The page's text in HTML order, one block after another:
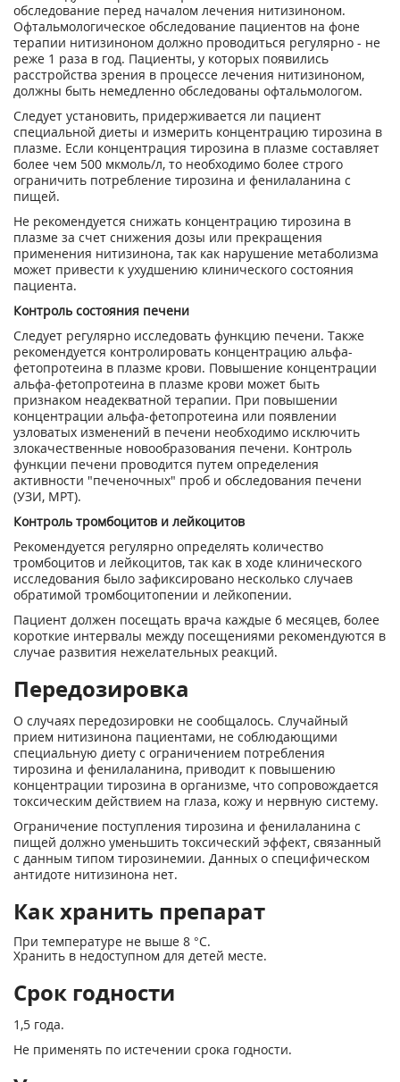
обследование перед началом лечения нитизиноном.
Офтальмологическое обследование пациентов на фоне
терапии нитизиноном должно проводиться регулярно - не
реже 1 раза в год. Пациенты, у которых появились
расстройства зрения в процессе лечения нитизиноном,
должны быть немедленно обследованы офтальмологом.
Следует установить, придерживается ли пациент
специальной диеты и измерить концентрацию тирозина в
плазме. Если концентрация тирозина в плазме составляет
более чем 500 мкмоль/л, то необходимо более строго
ограничить потребление тирозина и фенилаланина с
пищей.
Не рекомендуется снижать концентрацию тирозина в
плазме за счет снижения дозы или прекращения
применения нитизинона, так как нарушение метаболизма
может привести к ухудшению клинического состояния
пациента.
Контроль состояния печени
Следует регулярно исследовать функцию печени. Также
рекомендуется контролировать концентрацию альфа-
фетопротеина в плазме крови. Повышение концентрации
альфа-фетопротеина в плазме крови может быть
признаком неадекватной терапии. При повышении
концентрации альфа-фетопротеина или появлении
узловатых изменений в печени необходимо исключить
злокачественные новообразования печени. Контроль
функции печени проводится путем определения
активности "печеночных" проб и обследования печени
(УЗИ, МРТ).
Контроль тромбоцитов и лейкоцитов
Рекомендуется регулярно определять количество
тромбоцитов и лейкоцитов, так как в ходе клинического
исследования было зафиксировано несколько случаев
обратимой тромбоцитопении и лейкопении.
Пациент должен посещать врача каждые 6 месяцев, более
короткие интервалы между посещениями рекомендуются в
случае развития нежелательных реакций.
Передозировка
О случаях передозировки не сообщалось. Случайный
прием нитизинона пациентами, не соблюдающими
специальную диету с ограничением потребления
тирозина и фенилаланина, приводит к повышению
концентрации тирозина в организме, что сопровождается
токсическим действием на глаза, кожу и нервную систему.
Ограничение поступления тирозина и фенилаланина с
пищей должно уменьшить токсический эффект, связанный
с данным типом тирозинемии. Данных о специфическом
антидоте нитизинона нет.
Как хранить препарат
При температуре не выше 8 °С.
Хранить в недоступном для детей месте.
Срок годности
1,5 года.
Не применять по истечении срока годности.